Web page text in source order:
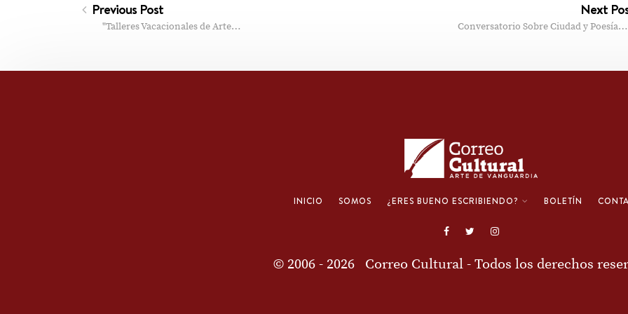
Previous Post
"Talleres Vacacionales de Arte…
Next
Conversatorio Sobre Ciudad y Poesía…
INICIO SOMOS ¿ERES BUENO ESCRIBIENDO? BOLETÍN
© 2006 - 2026 Correo Cultural - Todos los derechos